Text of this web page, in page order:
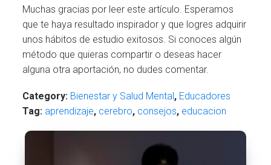
Muchas gracias por leer este artículo. Esperamos
que te haya resultado inspirador y que logres adquirir
unos hábitos de estudio exitosos. Si conoces algún
método que quieras compartir o deseas hacer
alguna otra aportación, no dudes comentar.
Category: Bienestar y Salud Mental, Educadores
Tag: aprendizaje, cerebro, consejos, educacion